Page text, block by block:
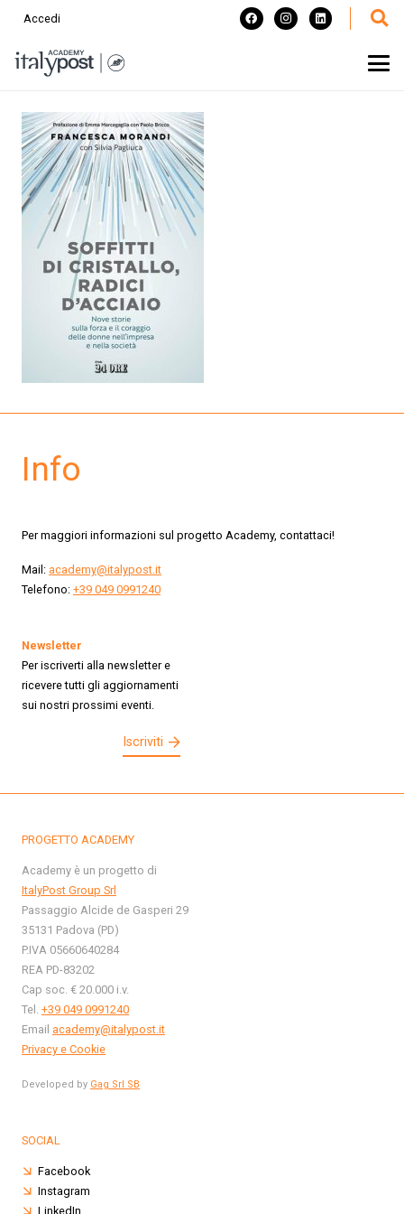
Accedi
Info
Per maggiori informazioni sul progetto Academy, contattaci!
Mail: academy@italypost.it
Telefono: +39 049 0991240
Newsletter
Per iscriverti alla newsletter e
ricevere tutti gli aggiornamenti
sui nostri prossimi eventi.
Iscriviti
PROGETTO ACADEMY
Academy è un progetto di
ItalyPost Group Srl
Passaggio Alcide de Gasperi 29
35131 Padova (PD)
P.IVA 05660640284
REA PD-83202
Cap soc. € 20.000 i.v.
Tel. +39 049 0991240
Email academy@italypost.it
Privacy e Cookie
Developed by Gag Srl SB
SOCIAL
Facebook
Instagram
LinkedIn